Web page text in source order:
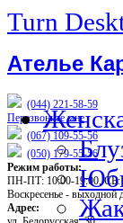
Turn
Ателье
(044) 221-58-59
Перезвоните мне
(067) 109-55-56
(050) 179-55-56
Режим работы:
ПН-ПТ: 10:00-19:00, СБ:
Воскресенье - выходной
Адрес: